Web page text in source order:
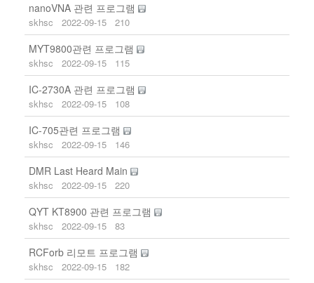
nanoVNA 관련 프로그램
skhsc 2022-09-15 210
MYT9800관련 프로그램
skhsc 2022-09-15 115
IC-2730A 관련 프로그램
skhsc 2022-09-15 108
IC-705관련 프로그램
skhsc 2022-09-15 146
DMR Last Heard Main
skhsc 2022-09-15 220
QYT KT8900 관련 프로그램
skhsc 2022-09-15 83
RCForb 리모트 프로그램
skhsc 2022-09-15 182